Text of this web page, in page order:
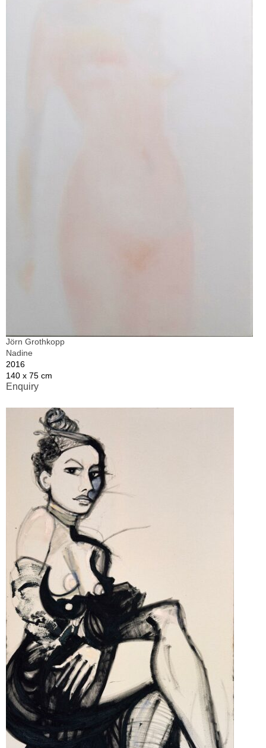
Jörn Grothkopp
Nadine
2016
140 x 75 cm
Enquiry